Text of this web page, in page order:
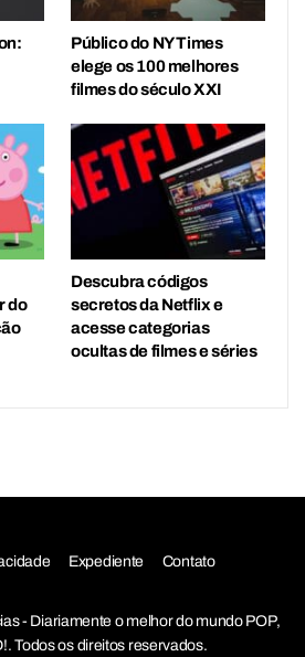
Público do NY Times
elege os 100 melhores
filmes do século XXI
do
Descubra códigos
secretos da Netflix e
acesse categorias
ocultas de filmes e séries
Expediente Contato
- Diariamente o melhor do mundo POP,
Todos os direitos reservados.